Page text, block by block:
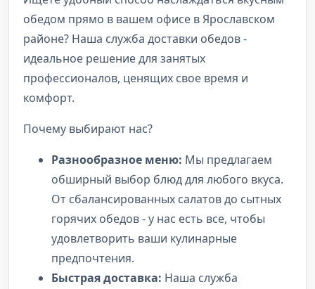
обедом прямо в вашем офисе в Ярославском
районе? Наша служба доставки обедов -
идеальное решение для занятых
профессионалов, ценящих свое время и
комфорт.
Почему выбирают нас?
Разнообразное меню: Мы предлагаем
обширный выбор блюд для любого вкуса.
От сбалансированных салатов до сытных
горячих обедов - у нас есть все, чтобы
удовлетворить ваши кулинарные
предпочтения.
Быстрая доставка: Наша служба